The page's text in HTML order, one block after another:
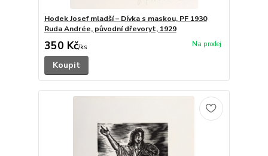
Hodek Josef mladší – Dívka s maskou, PF 1930
Ruda Andrée, původní dřevoryt, 1929
350 Kč/ks
Koupit